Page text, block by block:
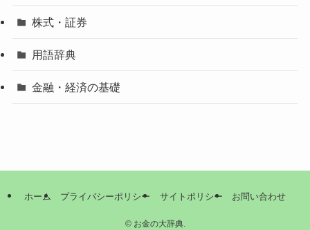
株式・証券
用語辞典
金融・経済の基礎
ホーム プライバシーポリシー サイトポリシー お問い合わせ
©お金の大辞典.